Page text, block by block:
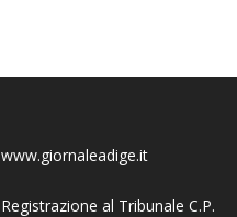
www.giornaleadige.it
Registrazione al Tribunale C.P.